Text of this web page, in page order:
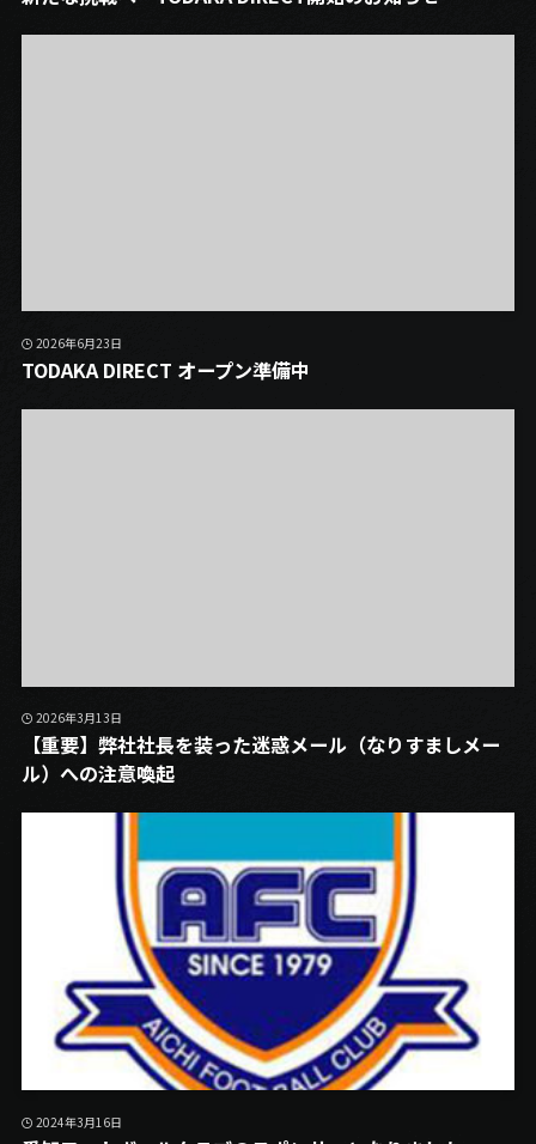
TODAKA DIRECT オープン準備中
2026年6月23日
【重要】弊社社長を装った迷惑メール（なりすましメー
ル）への注意喚起
2026年3月13日
2024年3月16日